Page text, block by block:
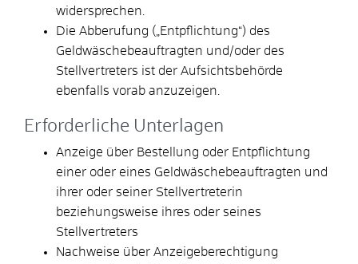
widersprechen.
Die Abberufung („Entpflichtung“) des
Geldwäschebeauftragten und/oder des
Stellvertreters ist der Aufsichtsbehörde
ebenfalls vorab anzuzeigen.
Erforderliche Unterlagen
Anzeige über Bestellung oder Entpflichtung
einer oder eines Geldwäschebeauftragten und
ihrer oder seiner Stellvertreterin
beziehungsweise ihres oder seines
Stellvertreters
Nachweise über Anzeigeberechtigung